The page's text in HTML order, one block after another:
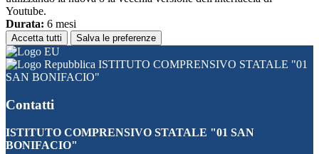
Youtube.
Durata: 6 mesi
Accetta tutti Salva le preferenze
ISTITUTO COMPRENSIVO STATALE "01
SAN BONIFACIO"
Contatti
ISTITUTO COMPRENSIVO STATALE "01 SAN
BONIFACIO"